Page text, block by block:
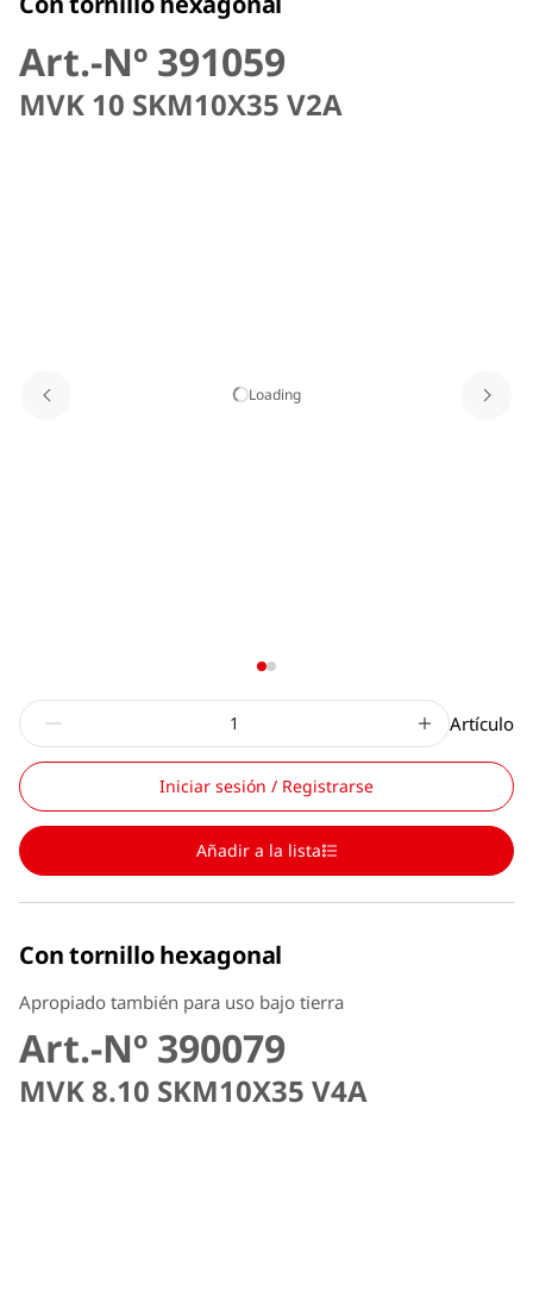
Art.-Nº 391059
MVK 10 SKM10X35 V2A
Loading
Artículo
Iniciar sesión / Registrarse
Añadir a la lista
Con tornillo hexagonal
Apropiado también para uso bajo tierra
Art.-Nº 390079
MVK 8.10 SKM10X35 V4A